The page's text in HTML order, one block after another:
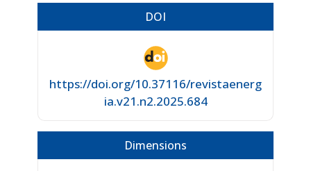
DOI
https://doi.org/10.37116/revistaenerg
ia.v21.n2.2025.684
Dimensions